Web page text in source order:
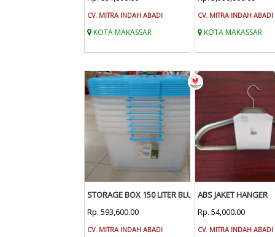
CV. MITRA INDAH ABADI
KOTA MAKASSAR
CV. MITRA INDAH ABADI
KOTA MAKASSAR
STORAGE BOX 150 LITER BLUE
Rp. 593,600.00
CV. MITRA INDAH ABADI
ABS JAKET HANGER
Rp. 54,000.00
CV. MITRA INDAH ABADI